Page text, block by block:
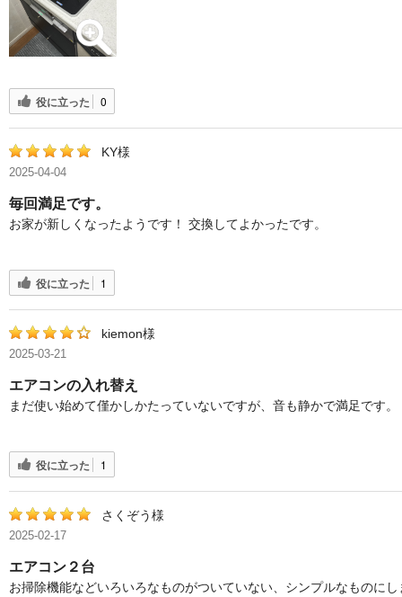
役に立った 0
KY様
2025-04-04
毎回満足です。
お家が新しくなったようです！ 交換してよかったです。
役に立った 1
kiemon様
2025-03-21
エアコンの入れ替え
まだ使い始めて僅かしかたっていないですが、音も静かで満足です。
役に立った 1
さくぞう様
2025-02-17
エアコン２台
お掃除機能などいろいろなものがついていない、シンプルなものに